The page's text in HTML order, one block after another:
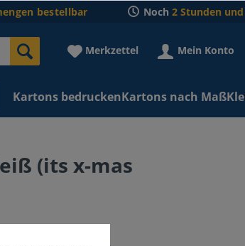
bestellbar Noch 2 Stunden
Merkzettel Mein Konto
Kartons bedruckenKartons nach Maß
(its x-mas